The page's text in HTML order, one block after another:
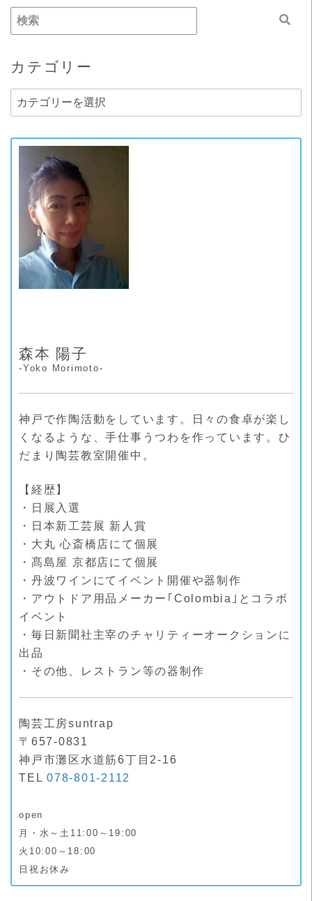
カテゴリー
カ
テ
森本 陽子
-Yoko Morimoto-
神戸で作陶活動をしています。日々の食卓が楽し
くなるような、手仕事うつわを作っています。ひ
だまり陶芸教室開催中。
【経歴】
・日展入選
・日本新工芸展 新人賞
・大丸 心斎橋店にて個展
・髙島屋 京都店にて個展
・丹波ワインにてイベント開催や器制作
・アウトドア用品メーカー｢Colombia｣とコラボ
イベント
・毎日新聞社主宰のチャリティーオークションに
出品
・その他、レストラン等の器制作
陶芸工房suntrap
〒657-0831
神戸市灘区水道筋6丁目2-16
TEL078-801-2112
open
月・水～土11:00～19:00
火10:00～18:00
日祝お休み